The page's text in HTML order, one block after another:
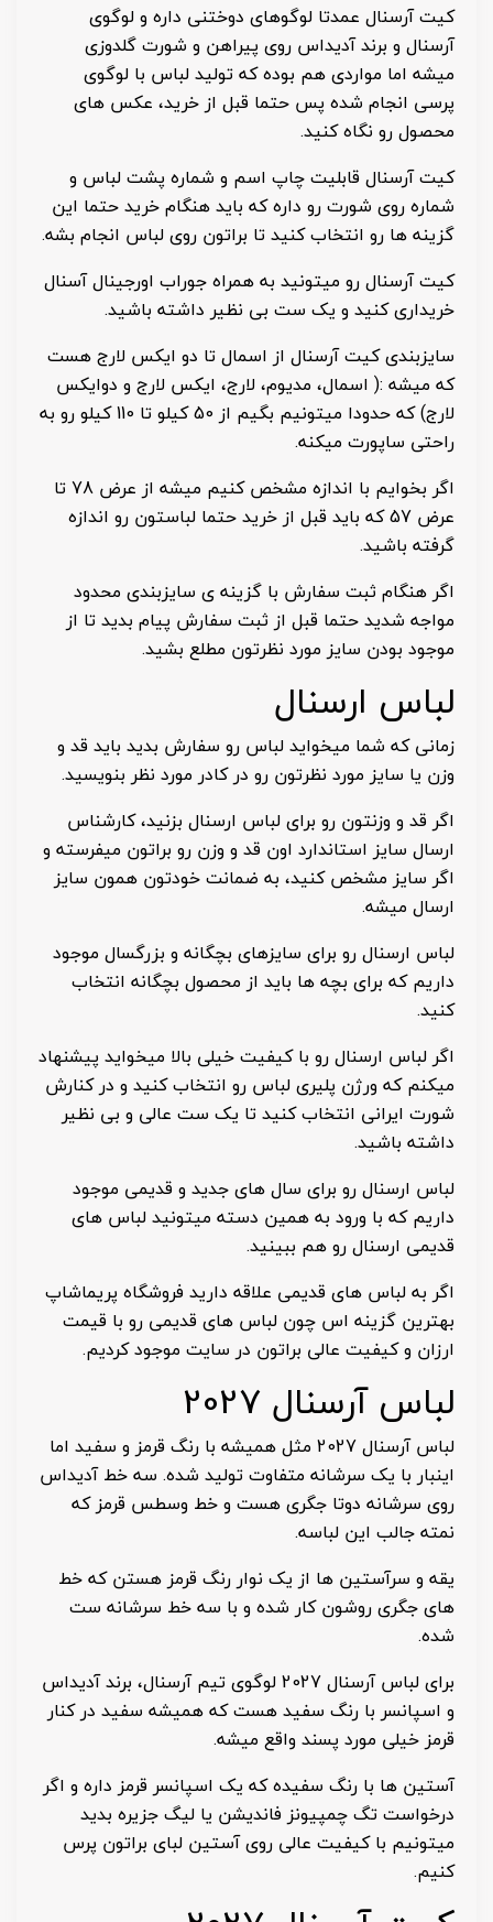
کیت آرسنال عمدتا لوگوهای دوختنی داره و لوگوی
آرسنال و برند آدیداس روی پیراهن و شورت گلدوزی
میشه اما مواردی هم بوده که تولید لباس با لوگوی
پرسی انجام شده پس حتما قبل از خرید، عکس های
محصول رو نگاه کنید.
کیت آرسنال قابلیت چاپ اسم و شماره پشت لباس و
شماره روی شورت رو داره که باید هنگام خرید حتما این
گزینه ها رو انتخاب کنید تا براتون روی لباس انجام بشه.
کیت آرسنال رو میتونید به همراه جوراب اورجینال آسنال
خریداری کنید و یک ست بی نظیر داشته باشید.
سایزبندی کیت آرسنال از اسمال تا دو ایکس لارج هست
که میشه :( اسمال، مدیوم، لارج، ایکس لارج و دوایکس
لارج) که حدودا میتونیم بگیم از 50 کیلو تا 110 کیلو رو به
راحتی ساپورت میکنه.
اگر بخوایم با اندازه مشخص کنیم میشه از عرض 78 تا
عرض 57 که باید قبل از خرید حتما لباستون رو اندازه
گرفته باشید.
اگر هنگام ثبت سفارش با گزینه ی سایزبندی محدود
مواجه شدید حتما قبل از ثبت سفارش پیام بدید تا از
موجود بودن سایز مورد نظرتون مطلع بشید.
لباس ارسنال
زمانی که شما میخواید لباس رو سفارش بدید باید قد و
وزن یا سایز مورد نظرتون رو در کادر مورد نظر بنویسید.
اگر قد و وزنتون رو برای لباس ارسنال بزنید، کارشناس
ارسال سایز استاندارد اون قد و وزن رو براتون میفرسته و
اگر سایز مشخص کنید، به ضمانت خودتون همون سایز
ارسال میشه.
لباس ارسنال رو برای سایزهای بچگانه و بزرگسال موجود
داریم که برای بچه ها باید از محصول بچگانه انتخاب
کنید.
اگر لباس ارسنال رو با کیفیت خیلی بالا میخواید پیشنهاد
میکنم که ورژن پلیری لباس رو انتخاب کنید و در کنارش
شورت ایرانی انتخاب کنید تا یک ست عالی و بی نظیر
داشته باشید.
لباس ارسنال رو برای سال های جدید و قدیمی موجود
داریم که با ورود به همین دسته میتونید لباس های
قدیمی ارسنال رو هم ببینید.
اگر به لباس های قدیمی علاقه دارید فروشگاه پریماشاپ
بهترین گزینه اس چون لباس های قدیمی رو با قیمت
ارزان و کیفیت عالی براتون در سایت موجود کردیم.
لباس آرسنال 2027
لباس آرسنال 2027 مثل همیشه با رنگ قرمز و سفید اما
اینبار با یک سرشانه متفاوت تولید شده. سه خط آدیداس
روی سرشانه دوتا جگری هست و خط وسطس قرمز که
نمته جالب این لباسه.
یقه و سرآستین ها از یک نوار رنگ قرمز هستن که خط
های جگری روشون کار شده و با سه خط سرشانه ست
شده.
برای لباس آرسنال 2027 لوگوی تیم آرسنال، برند آدیداس
و اسپانسر با رنگ سفید هست که همیشه سفید در کنار
قرمز خیلی مورد پسند واقع میشه.
آستین ها با رنگ سفیده که یک اسپانسر قرمز داره و اگر
درخواست تگ چمپیونز فاندیشن یا لیگ جزیره بدید
میتونیم با کیفیت عالی روی آستین لبای براتون پرس
کنیم.